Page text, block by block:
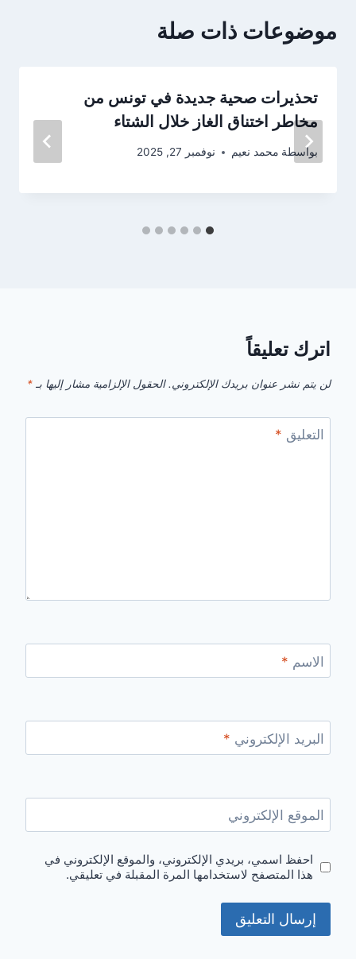
موضوعات ذات صلة
تحذيرات صحية جديدة في تونس من
مخاطر اختناق الغاز خلال الشتاء
بواسطة محمد نعيم نوفمبر 27, 2025
اترك تعليقاً
لن يتم نشر عنوان بريدك الإلكتروني. الحقول الإلزامية مشار إليها بـ *
التعليق *
الاسم *
البريد الإلكتروني *
الموقع الإلكتروني
احفظ اسمي، بريدي الإلكتروني، والموقع الإلكتروني في
هذا المتصفح لاستخدامها المرة المقبلة في تعليقي.